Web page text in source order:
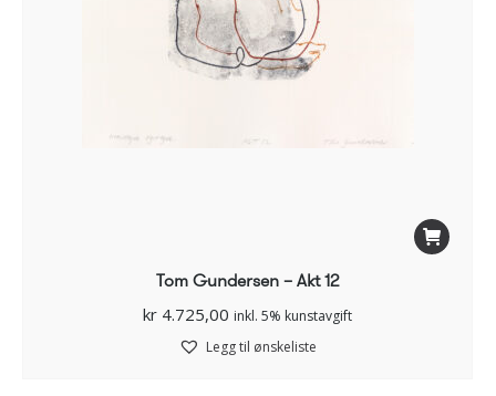
Tom Gundersen – Akt 12
kr 4.725,00 inkl. 5% kunstavgift
Legg til ønskeliste